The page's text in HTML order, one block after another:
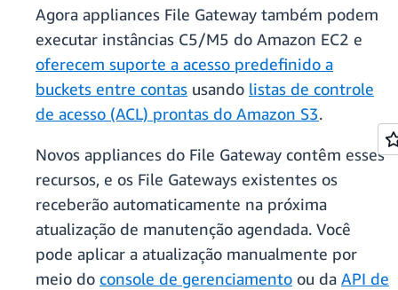
Agora appliances File Gateway também podem
executar instâncias C5/M5 do Amazon EC2 e
oferecem suporte a acesso predefinido a
buckets entre contas usando listas de controle
de acesso (ACL) prontas do Amazon S3.
Novos appliances do File Gateway contêm esses
recursos, e os File Gateways existentes os
receberão automaticamente na próxima
atualização de manutenção agendada. Você
pode aplicar a atualização manualmente por
meio do console de gerenciamento ou da API de